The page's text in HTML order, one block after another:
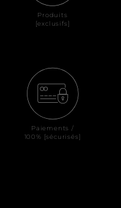
Produits
[exclusifs]
Paiements /
100% [sécurisés]